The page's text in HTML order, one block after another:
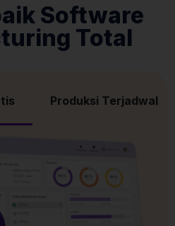
Software
Total
Produksi Terjadwal